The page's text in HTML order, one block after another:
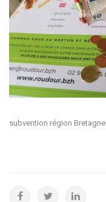
subvention région Bretagne